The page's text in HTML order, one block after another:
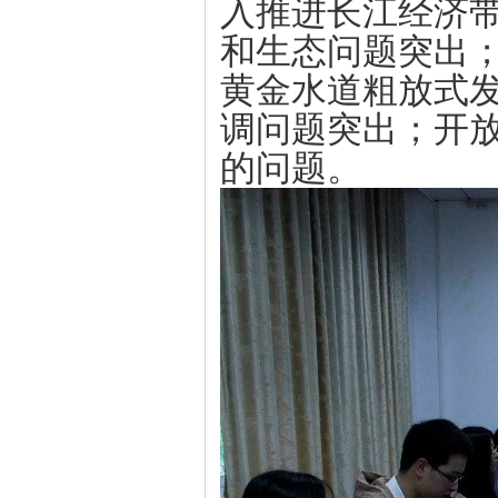
入推进长江经济
和生态问题突出
黄金水道粗放式
调问题突出；开
的问题。